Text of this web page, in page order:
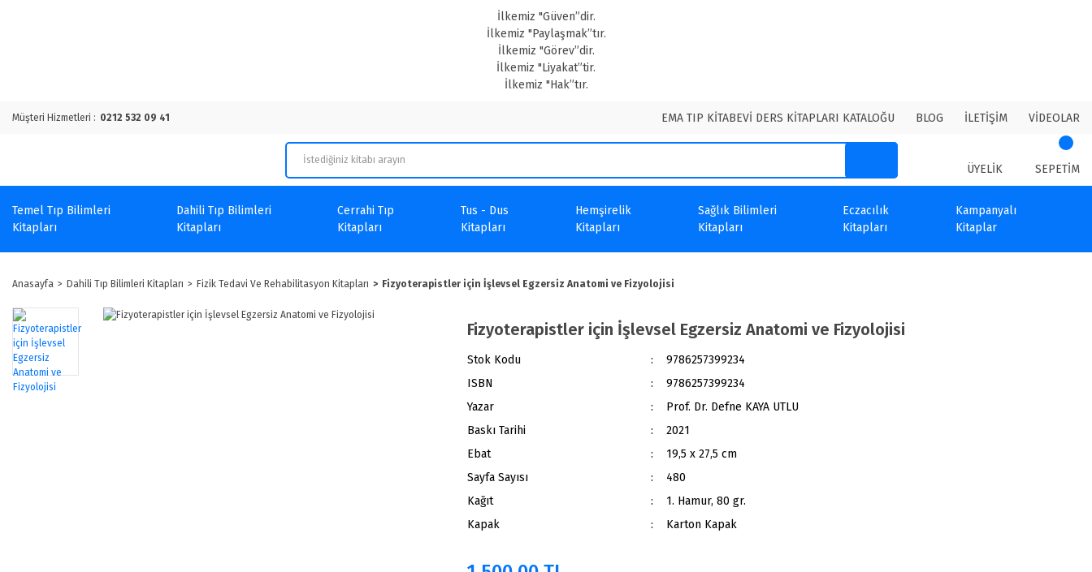
İlkemiz "Güven”dir.
İlkemiz "Paylaşmak”tır.
İlkemiz "Görev”dir.
İlkemiz "Liyakat”tir.
İlkemiz "Hak”tır.
Müşteri Hizmetleri : 0212 532 09 41 EMA TIP KİTABEVİ DERS KİTAPLARI KATALOĞU BLOG İLETİŞİM VİDEOLAR
ÜYELİK SEPETİM
Temel Tıp Bilimleri
Kitapları
Dahili Tıp Bilimleri
Kitapları
Cerrahi Tıp
Kitapları
Tus - Dus
Kitapları
Hemşirelik
Kitapları
Sağlık Bilimleri
Kitapları
Eczacılık
Kitapları
Kampanyalı
Kitaplar
Anasayfa Dahili Tıp Bilimleri Kitapları Fizik Tedavi Ve Rehabilitasyon Kitapları Fizyoterapistler için İşlevsel Egzersiz Anatomi ve Fizyolojisi
Fizyoterapistler için İşlevsel Egzersiz Anatomi ve Fizyolojisi
Stok Kodu
9786257399234
ISBN
9786257399234
Yazar
Prof. Dr. Defne KAYA UTLU
Baskı Tarihi
2021
Ebat
19,5 x 27,5 cm
Sayfa Sayısı
480
Kağıt
1. Hamur, 80 gr.
Kapak
Karton Kapak